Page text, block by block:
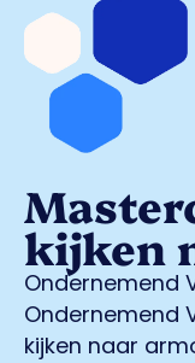
kijken
Ondernemend
Ondernemend
kijken naar